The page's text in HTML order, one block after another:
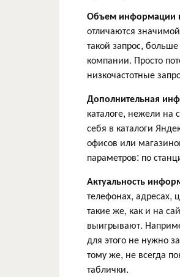
Объем информации
отличаются
такой запрос,
компании. Просто
низкочастотные
Дополнительная
каталоге, нежели
себя в каталоги
офисов или
параметров: по
Актуальность
телефонах, адресах,
такие же, как и на
выигрывают.
для этого не нужно
тому же, не всегда
таблички.